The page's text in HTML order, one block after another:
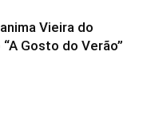
Vieira do
Gosto do Verão”